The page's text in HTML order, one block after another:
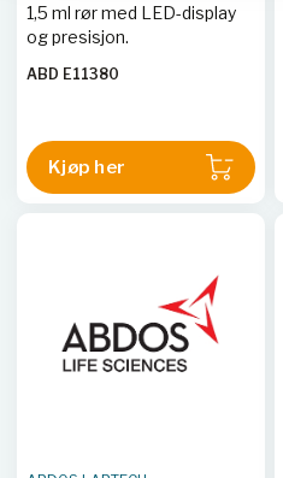
1,5 ml rør med LED-display
og presisjon.
ABD E11380
Kjøp her